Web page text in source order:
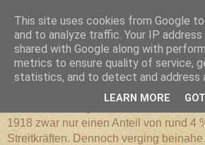
Württembergischer
Weltkriegs-Blog
1918 zwar nur einen Anteil von rund 4
Streitkräften. Dennoch verging
This site uses cookies from Google
and to analyze traffic. Your IP
shared with Google along with
metrics to ensure quality of service,
statistics, and to detect and address
LEARN MORE